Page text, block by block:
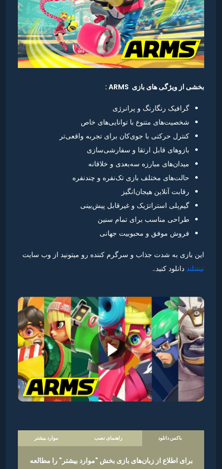
بخشی از ویژگی های بازی ARMS :
گرافیک رنگارنگ و پرانرژی
شخصیت‌های متنوع با توانایی‌های خاص
کنترل حرکتی با جوی‌کان برای تجربه واقعی‌تر
بازوهای قابل ارتقا و سفارشی‌سازی
میدان‌های مبارزه سه‌بعدی و خلاقانه
حالت‌های مختلف بازی تک‌نفره و چندنفره
رقابت آنلاین هیجان‌انگیز
گیم‌پلی استراتژیک و غیرقابل پیش‌بینی
طراحی مناسب برای تمام سنین
فروش موفق و محبوبیت جهانی
این بازی به شدت جذاب و سرگرم کننده رو میتونید از وب سایت
نینتنلند دانلود کنید..
باکس دانلود راهنمای نصب موارد بیشتر
برای اطلاع از زبان‌های بازی بخش "موارد بیشتر" را مطالعه